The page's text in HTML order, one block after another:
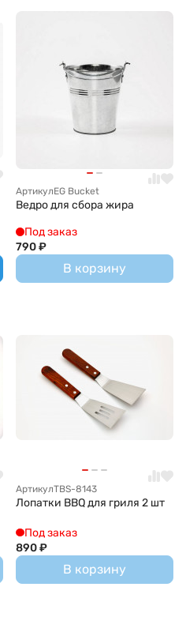
АртикулEG Bucket
Ведро для сбора жира
Под заказ
790₽
В корзину
АртикулTBS-8143
Лопатки BBQ для гриля 2 шт
Под заказ
890₽
В корзину